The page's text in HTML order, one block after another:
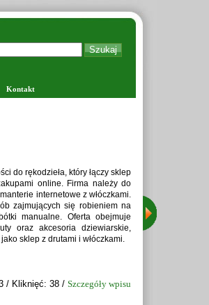
Kontakt
do rękodzieła, który łączy sklep
online. Firma należy do
internetowe z włóczkami.
zajmujących się robieniem na
manualne. Oferta obejmuje
oraz akcesoria dziewiarskie,
sklep z drutami i włóczkami.
/ Kliknięć: 38 / Szczegóły wpisu